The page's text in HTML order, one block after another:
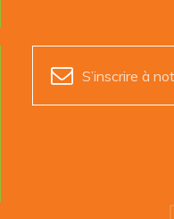
S’inscrire à